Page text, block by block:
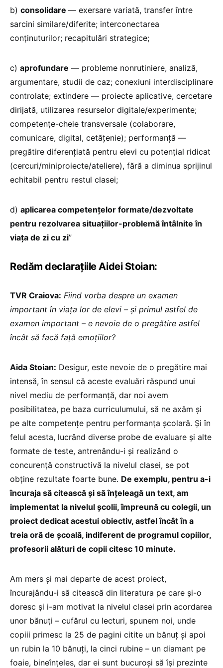
b) consolidare — exersare variată, transfer între
sarcini similare/diferite; interconectarea
conținuturilor; recapitulări strategice;
c) aprofundare — probleme nonrutiniere, analiză,
argumentare, studii de caz; conexiuni interdisciplinare
controlate; extindere — proiecte aplicative, cercetare
dirijată, utilizarea resurselor digitale/experimente;
competențe-cheie transversale (colaborare,
comunicare, digital, cetățenie); performanță —
pregătire diferențiată pentru elevi cu potențial ridicat
(cercuri/miniproiecte/ateliere), fără a diminua sprijinul
echitabil pentru restul clasei;
d) aplicarea competențelor formate/dezvoltate
pentru rezolvarea situațiilor-problemă întâlnite în
viața de zi cu zi”
Redăm declarațiile Aidei Stoian:
TVR Craiova: Fiind vorba despre un examen
important în viața lor de elevi – și primul astfel de
examen important – e nevoie de o pregătire astfel
încât să facă față emoțiilor?
Aida Stoian: Desigur, este nevoie de o pregătire mai
intensă, în sensul că aceste evaluări răspund unui
nivel mediu de performanță, dar noi avem
posibilitatea, pe baza curriculumului, să ne axăm și
pe alte competențe pentru performanța școlară. Și în
felul acesta, lucrând diverse probe de evaluare și alte
formate de teste, antrenându-i și realizând o
concurență constructivă la nivelul clasei, se pot
obține rezultate foarte bune. De exemplu, pentru a-i
încuraja să citească și să înțeleagă un text, am
implementat la nivelul școlii, împreună cu colegii, un
proiect dedicat acestui obiectiv, astfel încât în a
treia oră de școală, indiferent de programul copiilor,
profesorii alături de copii citesc 10 minute.
Am mers și mai departe de acest proiect,
încurajându-i să citească din literatura pe care și-o
doresc și i-am motivat la nivelul clasei prin acordarea
unor bănuți – cufărul cu lecturi, spunem noi, unde
copiii primesc la 25 de pagini citite un bănuț și apoi
un rubin la 10 bănuți, la cinci rubine – un diamant pe
foaie, bineînțeles, dar ei sunt bucuroși să își prezinte